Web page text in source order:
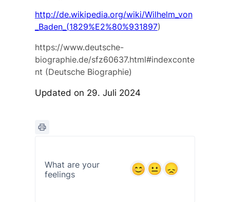
http://de.wikipedia.org/wiki/Wilhelm_von
_Baden_(1829%E2%80%931897)
https://www.deutsche-
biographie.de/sfz60637.html#indexconte
nt (Deutsche Biographie)
Updated on 29. Juli 2024
What are your
feelings